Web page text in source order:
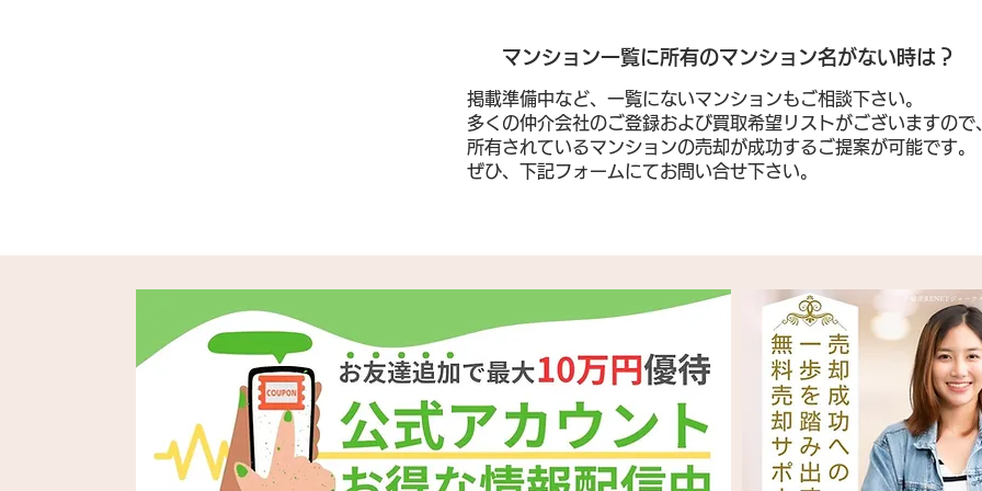
​マンション一覧に所有のマンション名がない時は？
掲載準備中など、一覧にないマンションもご相談下さい。
多くの仲介会社のご登録および買取希望リストがございますので
所有されているマンションの売却が成功するご提案が可能です。
​ぜひ、下記フォームにてお問い合せ下さい。